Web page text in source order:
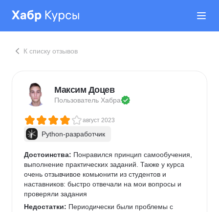
К списку отзывов
Максим Доцев
Пользователь Хабра
август 2023
Python-разработчик
Достоинства: Понравился принцип самообучения,
выполнение практических заданий. Также у курса
очень отзывчивое комьюнити из студентов и
наставников: быстро отвечали на мои вопросы и
проверяли задания
Недостатки: Периодически были проблемы с